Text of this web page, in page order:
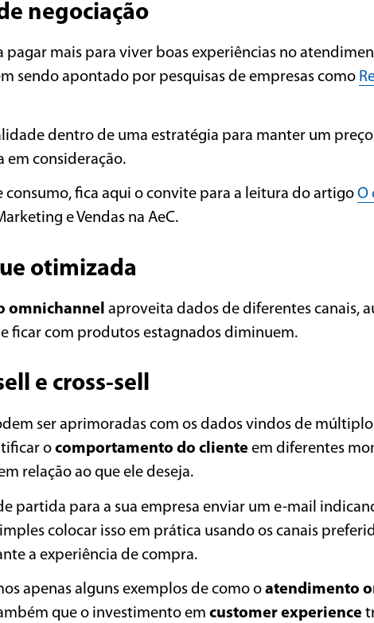
negociação
pagar mais para viver boas experiências no
sendo apontado por pesquisas de empresas como
dentro de uma estratégia para manter um preço
em consideração.
consumo, fica aqui o convite para a leitura do artigo O
e Vendas na AeC.
otimizada
omnichannel aproveita dados de diferentes canais,
ficar com produtos estagnados diminuem.
e cross-sell
ser aprimoradas com os dados vindos de
o comportamento do cliente em diferentes
relação ao que ele deseja.
partida para a sua empresa enviar um e-mail
colocar isso em prática usando os canais
a experiência de compra.
apenas alguns exemplos de como o atendimento
que o investimento em customer experience